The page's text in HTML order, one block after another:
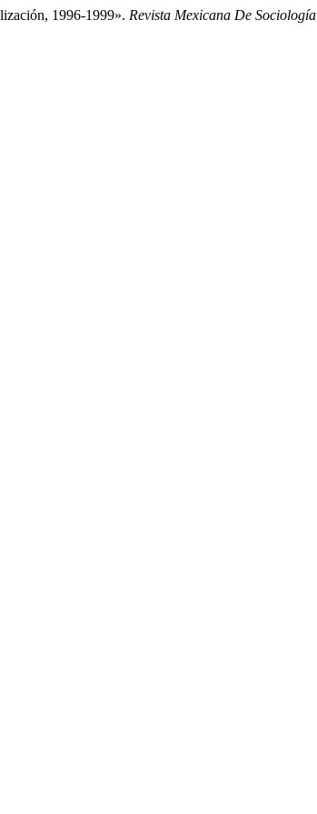
1996-1999». Revista Mexicana De Sociología